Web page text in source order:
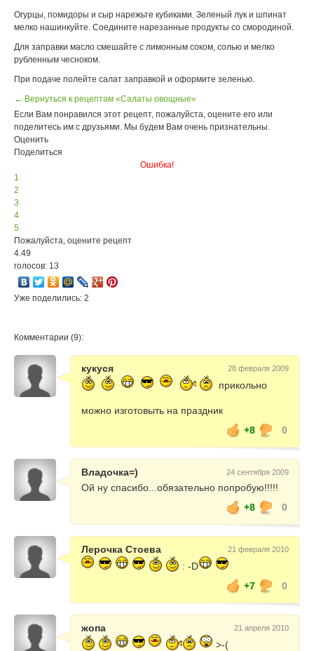
Огурцы, помидоры и сыр нарежьте кубиками. Зеленый лук и шпинат
мелко нашинкуйте. Соедините нарезанные продукты со смородиной.
Для заправки масло смешайте с лимонным соком, солью и мелко
рубленным чесноком.
При подаче полейте салат заправкой и оформите зеленью.
← Вернуться к рецептам «Салаты овощные»
Если Вам понравился этот рецепт, пожалуйста, оцените его или
поделитесь им с друзьями. Мы будем Вам очень признательны.
Оценить
Поделиться
Ошибка!
1
2
3
4
5
Пожалуйста, оцените рецепт
4.49
голосов: 13
Уже поделились: 2
Комментарии (9):
кукуся 28 февраля 2009
прикольно
можно изготовыть на праздник
+8
0
Владочка=) 24 сентября 2009
Ой ну спасибо...обязательно попробую!!!!!
+8
0
Лерочка Стоева 21 февраля 2010
: -D
+7
0
жопа 21 апреля 2010
>-(